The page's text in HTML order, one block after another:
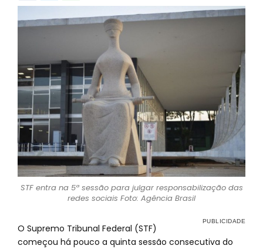
STF entra na 5ª sessão para julgar responsabilização das
redes sociais Foto: Agência Brasil
O Supremo Tribunal Federal (STF)
começou há pouco a quinta sessão consecutiva do